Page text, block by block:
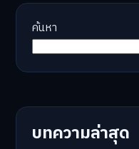
ค้นหา
บทความล่าสุด